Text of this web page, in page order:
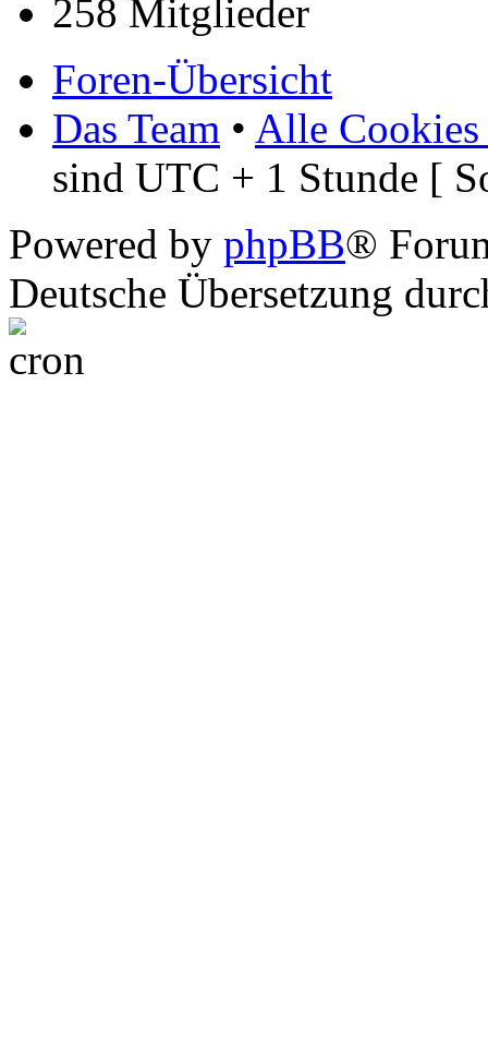
258 Mitglieder
Foren-Übersicht
Das Team • Alle Cookies
sind UTC + 1 Stunde [
Powered by phpBB®
Deutsche Übersetzung